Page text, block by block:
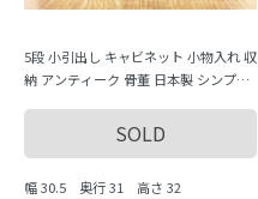
5段 小引出し キャビネット 小物入れ 収
納 アンティーク 骨董 日本製 シンプル
SOLD
幅 30.5 奥行 31 高さ 32